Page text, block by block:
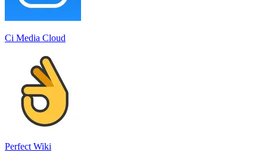
Ci Media Cloud
Perfect Wiki